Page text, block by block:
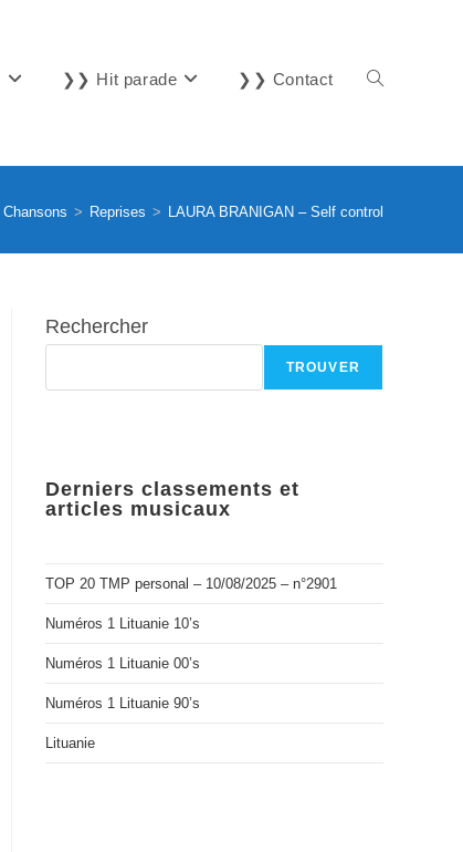
❯❯ Hit parade ❯❯ Contact Toggle
Chansons > Reprises > LAURA BRANIGAN – Self control
Rechercher
TROUVER
Derniers classements et
articles musicaux
TOP 20 TMP personal – 10/08/2025 – n°2901
Numéros 1 Lituanie 10’s
Numéros 1 Lituanie 00’s
Numéros 1 Lituanie 90’s
Lituanie